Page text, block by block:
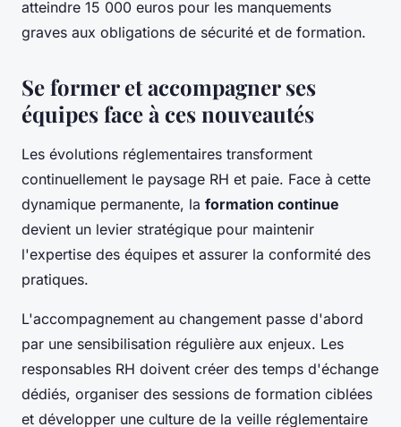
atteindre 15 000 euros pour les manquements
graves aux obligations de sécurité et de formation.
Se former et accompagner ses
équipes face à ces nouveautés
Les évolutions réglementaires transforment
continuellement le paysage RH et paie. Face à cette
dynamique permanente, la formation continue
devient un levier stratégique pour maintenir
l'expertise des équipes et assurer la conformité des
pratiques.
L'accompagnement au changement passe d'abord
par une sensibilisation régulière aux enjeux. Les
responsables RH doivent créer des temps d'échange
dédiés, organiser des sessions de formation ciblées
et développer une culture de la veille réglementaire